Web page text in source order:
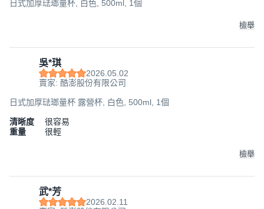
日式加厚琺瑯量杯, 白色, 500ml, 1個
檢舉
吳*琪
2026.05.02
賣家: 酷澎股份有限公司
日式加厚琺瑯量杯 露營杯, 白色, 500ml, 1個
清晰度
很容易
重量
很輕
檢舉
武*芳
2026.02.11